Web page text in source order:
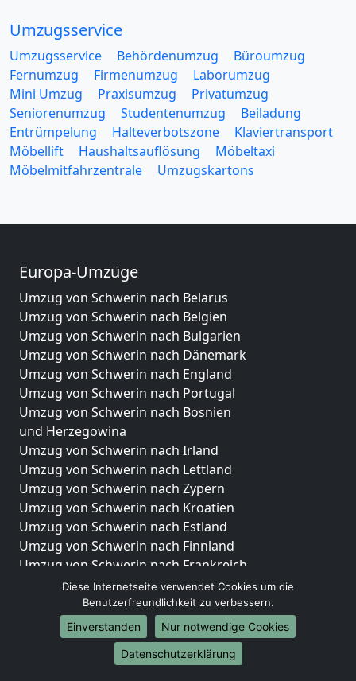
Umzugsservice
Umzugsservice Behördenumzug
Büroumzug
Fernumzug
Firmenumzug
Laborumzug
Mini Umzug
Praxisumzug
Privatumzug
Seniorenumzug
Studentenumzug
Beiladung
Entrümpelung
Halteverbotszone
Klaviertransport
Möbellift
Haushaltsauflösung
Möbeltaxi
Möbelmitfahrzentrale
Umzugskartons
Europa-Umzüge
Umzug von Schwerin nach Belarus
Umzug von Schwerin nach Belgien
Umzug von Schwerin nach Bulgarien
Umzug von Schwerin nach Dänemark
Umzug von Schwerin nach England
Umzug von Schwerin nach Portugal
Umzug von Schwerin nach Bosnien
und Herzegowina
Umzug von Schwerin nach Irland
Umzug von Schwerin nach Lettland
Umzug von Schwerin nach Zypern
Umzug von Schwerin nach Kroatien
Umzug von Schwerin nach Estland
Umzug von Schwerin nach Finnland
Umzug von Schwerin nach Frankreich
Umzug von Schwerin nach Griechenland
Umzug von Schwerin nach Italien
Umzug von Schwerin nach Liechtenstein
Umzug von Schwerin nach Luxemburg
Umzug von Schwerin nach Niederlande
Diese Internetseite verwendet Cookies um die
Benutzerfreundlichkeit zu verbessern.
Einverstanden
Nur notwendige Cookies
Datenschutzerklärung